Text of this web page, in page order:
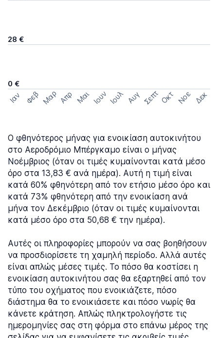
28 €
0 €
Ιαν Φεβ Μαρ Απρ Μαι Ιουν Ιουλ Αυγ Σεπτ Οκτ Νοε Δεκ
Ο φθηνότερος μήνας για ενοικίαση αυτοκινήτου
στο Αεροδρόμιο Μπέργκαμο είναι ο μήνας
Νοέμβριος (όταν οι τιμές κυμαίνονται κατά μέσο
όρο στα 13,83 € ανά ημέρα). Αυτή η τιμή είναι
κατά 60% φθηνότερη από τον ετήσιο μέσο όρο και
κατά 73% φθηνότερη από την ενοικίαση ανά
μήνα τον Δεκέμβριο (όταν οι τιμές κυμαίνονται
κατά μέσο όρο στα 50,68 € την ημέρα).
Αυτές οι πληροφορίες μπορούν να σας βοηθήσουν
να προσδιορίσετε τη χαμηλή περίοδο. Αλλά αυτές
είναι απλώς μέσες τιμές. Το πόσο θα κοστίσει η
ενοικίαση αυτοκινήτου σας θα εξαρτηθεί από τον
τύπο του οχήματος που ενοικιάζετε, πόσο
διάστημα θα το ενοικιάσετε και πόσο νωρίς θα
κάνετε κράτηση. Απλώς πληκτρολογήστε τις
ημερομηνίες σας στη φόρμα στο επάνω μέρος της